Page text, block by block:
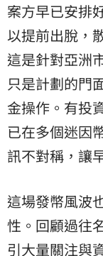
案方早已安排
以提前出脫，
這是針對亞洲
只是計劃的門
金操作。有投
已在多個迷因
訊不對稱，讓
這場發幣風波
性。回顧過往
引大量關注與